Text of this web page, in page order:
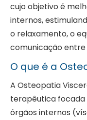
cujo objetivo é
internos,
o relaxamento, o
comunicação
O que é a
A Osteopatia
terapêutica focada
órgãos internos